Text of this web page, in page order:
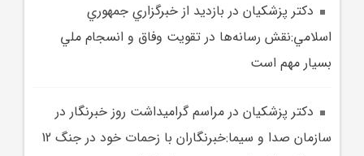
دکتر پزشکيان در بازديد از خبرگزاري جمهوري
اسلامي:نقش رسانه‌ها در تقويت وفاق و انسجام ملي
بسيار مهم است
دکتر پزشکيان در مراسم گراميداشت روز خبرنگار در
سازمان صدا و سيما:خبرنگاران با زحمات خود در جنگ 12